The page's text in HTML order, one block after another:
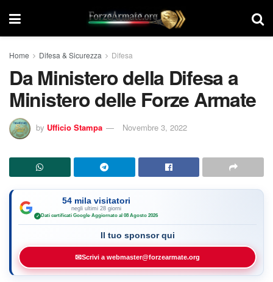
Home Difesa & Sicurezza Difesa
Da Ministero della Difesa a
Ministero delle Forze Armate
by Ufficio Stampa Novembre 3, 2022
54 mila visitatori
negli ultimi 28 giorni
✓ Dati certificati Google·Aggiornato al 08 Agosto 2026
Il tuo sponsor qui
✉Scrivi a webmaster@forzearmate.org